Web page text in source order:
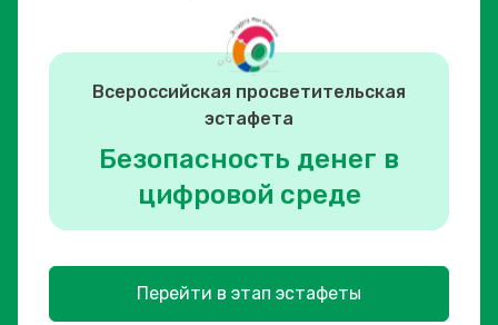
Всероссийская просветительская
эстафета
Безопасность денег в
цифровой среде
Перейти в этап эстафеты